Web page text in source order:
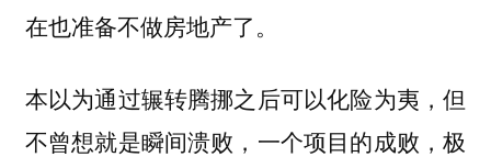
在也准备不做房地产了。
本以为通过辗转腾挪之后可以化险为夷，但
不曾想就是瞬间溃败， 一个项目的成败，极